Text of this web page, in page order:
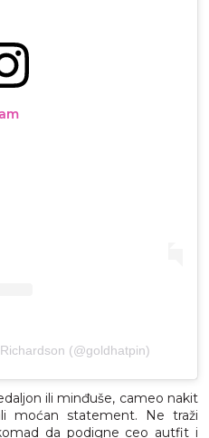
(@goldhatpin)
ili minđuše, cameo nakit
moćan statement. Ne traži
da podigne ceo autfit i